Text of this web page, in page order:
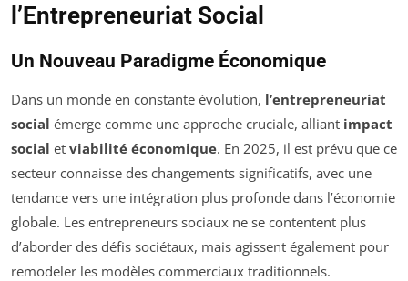
l’Entrepreneuriat Social
Un Nouveau Paradigme Économique
Dans un monde en constante évolution, l’entrepreneuriat
social émerge comme une approche cruciale, alliant impact
social et viabilité économique. En 2025, il est prévu que ce
secteur connaisse des changements significatifs, avec une
tendance vers une intégration plus profonde dans l’économie
globale. Les entrepreneurs sociaux ne se contentent plus
d’aborder des défis sociétaux, mais agissent également pour
remodeler les modèles commerciaux traditionnels.